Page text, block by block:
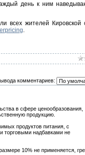
день к ним
всех жителей Кировской
.
комментариев:
в сфере
продукцию.
продуктов питания, с
торговыми надбавками не
10% не применяется,